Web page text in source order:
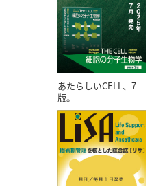
あたらしいCELL、7
版。